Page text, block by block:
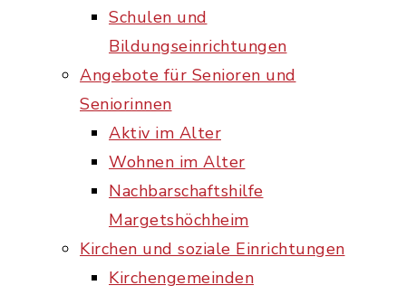
Schulen und
Bildungseinrichtungen
Angebote für Senioren und
Seniorinnen
Aktiv im Alter
Wohnen im Alter
Nachbarschaftshilfe
Margetshöchheim
Kirchen und soziale Einrichtungen
Kirchengemeinden